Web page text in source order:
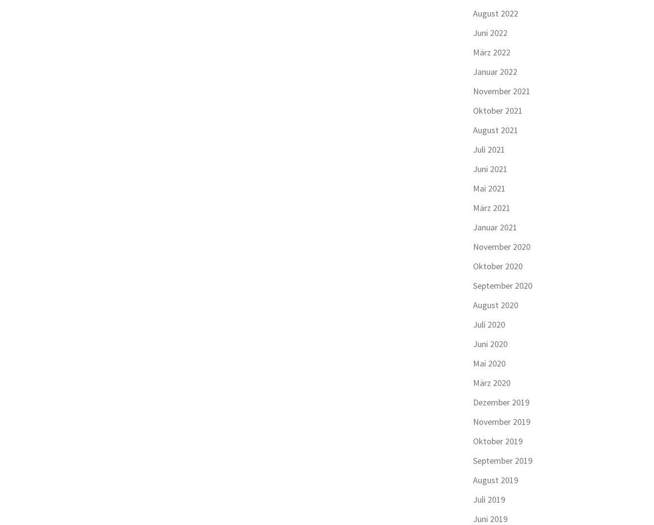
August 2022
Juni 2022
März 2022
Januar 2022
November 2021
Oktober 2021
August 2021
Juli 2021
Juni 2021
Mai 2021
März 2021
Januar 2021
November 2020
Oktober 2020
September 2020
August 2020
Juli 2020
Juni 2020
Mai 2020
März 2020
Dezember 2019
November 2019
Oktober 2019
September 2019
August 2019
Juli 2019
Juni 2019